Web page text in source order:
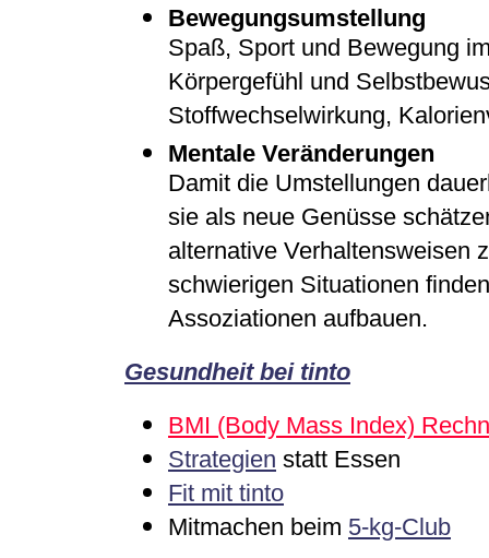
Bewegungsumstellung
Spaß, Sport und Bewegung
Körpergefühl und
Stoffwechselwirkung,
Mentale Veränderungen
Damit die Umstellungen
sie als neue Genüsse
alternative Verhaltensweisen
schwierigen Situationen
Assoziationen aufbauen.
Gesundheit bei tinto
BMI (Body Mass Index)
Strategien statt Essen
Fit mit tinto
Mitmachen beim 5-kg-Club